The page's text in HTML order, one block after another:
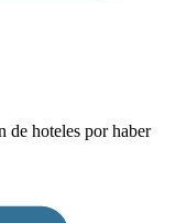
de hoteles por haber